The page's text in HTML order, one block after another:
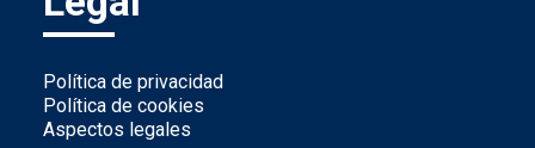
Política de privacidad
Política de cookies
Aspectos legales